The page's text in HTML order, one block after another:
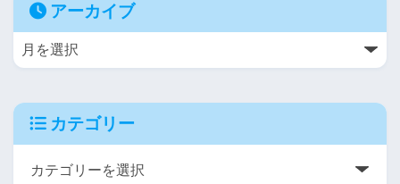
アーカイブ
カテゴリー